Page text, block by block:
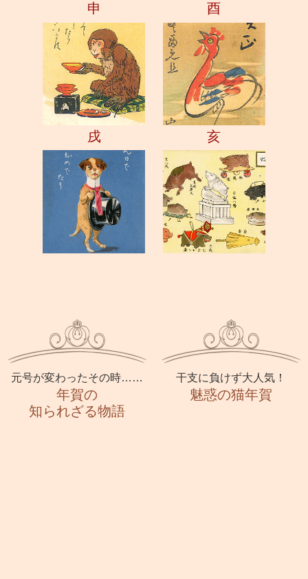
申 酉
戌 亥
元号が変わったその時……
年賀の
知られざる物語
干支に負けず大人気！
魅惑の猫年賀